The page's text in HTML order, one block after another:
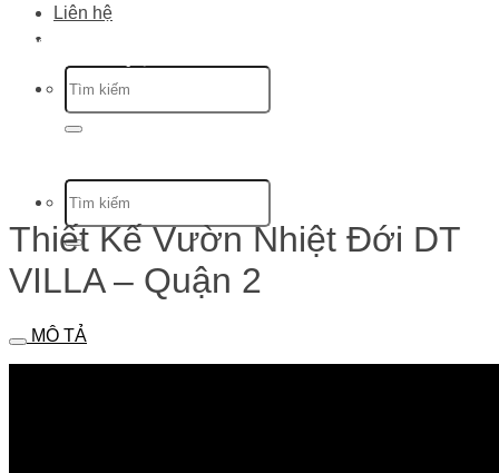
Liên hệ
Trang chủ
Thiết Kế Vườn Nhiệt Đới DT
VILLA – Quận 2
MÔ TẢ